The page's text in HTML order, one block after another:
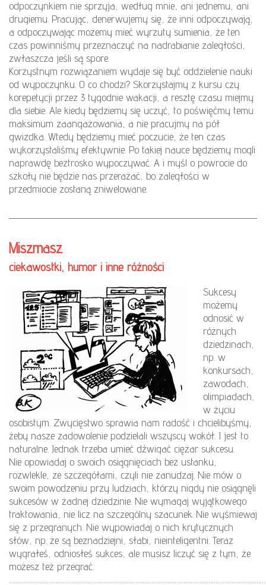
odpoczynkiem nie sprzyja, według mnie, ani jednemu, ani
drugiemu. Pracując, denerwujemy się, że inni odpoczywają,
a odpoczywając możemy mieć wyrzuty sumienia, że ten
czas powinniśmy przeznaczyć na nadrabianie zaległości,
zwłaszcza jeśli są spore.
Korzystnym rozwiązaniem wydaje się być oddzielenie nauki
od wypoczynku. O co chodzi? Skorzystajmy z kursu czy
korepetycji przez 3 tygodnie wakacji, a resztę czasu miejmy
dla siebie. Ale kiedy będziemy się uczyć, to poświęćmy temu
maksimum zaangażowania, a nie pracujmy na pół
gwizdka. Wtedy będziemy mieć poczucie, że ten czas
wykorzystaliśmy efektywnie. Po takiej nauce będziemy mogli
naprawdę beztrosko wypoczywać. A i myśl o powrocie do
szkoły nie będzie nas przerażać, bo zaległości w
przedmiocie zostaną zniwelowane.
Miszmasz
ciekawostki, humor i inne różności
Sukcesy
możemy
odnosić w
różnych
dziedzinach,
np. w
konkursach,
zawodach,
olimpiadach,
w życiu
osobistym. Zwycięstwo sprawia nam radość i chcielibyśmy,
żeby nasze zadowolenie podzielali wszyscy wokół. I jest to
naturalne. Jednak trzeba umieć dźwigać ciężar sukcesu.
Nie opowiadaj o swoich osiągnięciach bez ustanku,
rozwlekle, ze szczegółami, czyli nie zanudzaj. Nie mów o
swoim powodzeniu przy ludziach, którzy nigdy nie osiągnęli
sukcesów w żadnej dziedzinie. Nie wymagaj wyjątkowego
traktowania, nie licz na szczególny szacunek. Nie wyśmiewaj
się z przegranych. Nie wypowiadaj o nich krytycznych
słów, np. że są beznadziejni, słabi, nieinteligentni. Teraz
wygrałeś, odniosłeś sukces, ale musisz liczyć się z tym, że
możesz też przegrać.